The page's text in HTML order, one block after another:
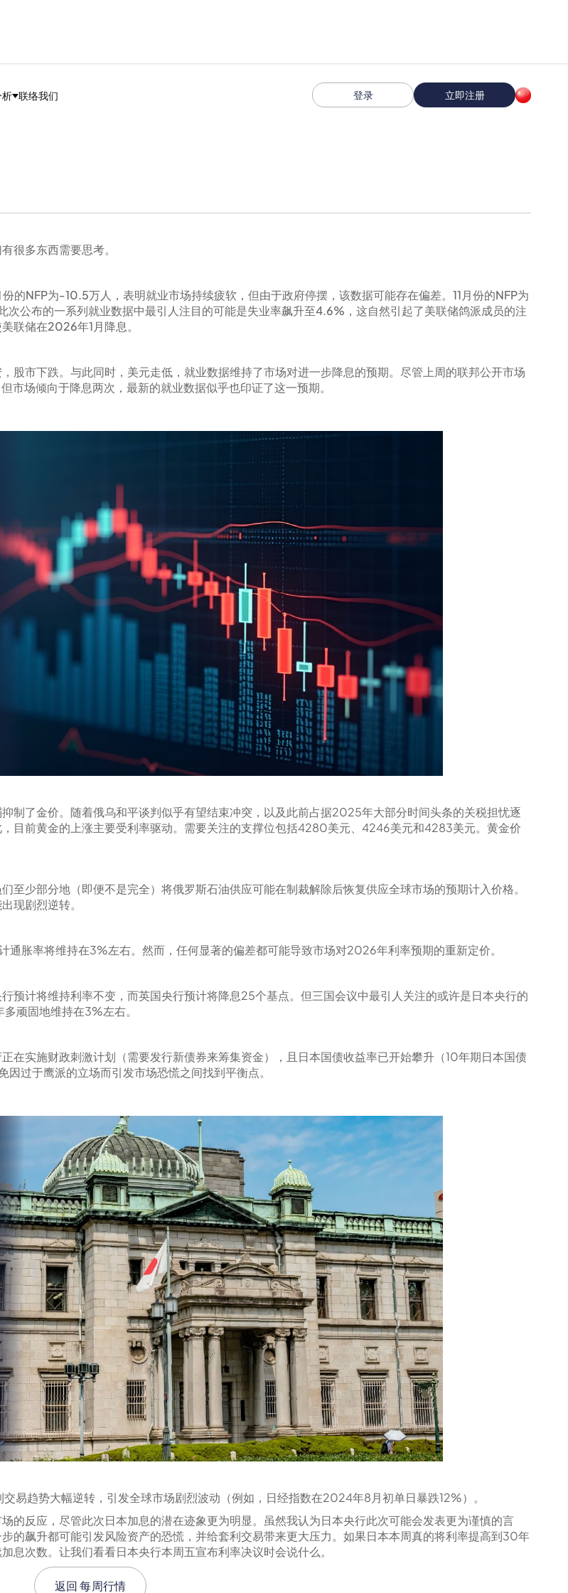
析 联络我们 登录 立即注册
很多东西需要思考。
的NFP为-10.5万人，表明就业市场持续疲软，但由于政府停摆，该数据可能存在偏差。11月份的NFP为
公布的一系列就业数据中最引人注目的可能是失业率飙升至4.6%，这自然引起了美联储鸽派成员的注
联储在2026年1月降息。
股市下跌。与此同时，美元走低，就业数据维持了市场对进一步降息的预期。尽管上周的联邦公开市场
场倾向于降息两次，最新的就业数据似乎也印证了这一预期。
制了金价。随着俄乌和平谈判似乎有望结束冲突，以及此前占据2025年大部分时间头条的关税担忧逐
目前黄金的上涨主要受利率驱动。需要关注的支撑位包括4280美元、4246美元和4283美元。黄金价
少部分地（即便不是完全）将俄罗斯石油供应可能在制裁解除后恢复供应全球市场的预期计入价格。
现剧烈逆转。
胀率将维持在3%左右。然而，任何显著的偏差都可能导致市场对2026年利率预期的重新定价。
预计将维持利率不变，而英国央行预计将降息25个基点。但三国会议中最引人关注的或许是日本央行的
顽固地维持在3%左右。
在实施财政刺激计划（需要发行新债券来筹集资金），且日本国债收益率已开始攀升（10年期日本国债
过于鹰派的立场而引发市场恐慌之间找到平衡点。
易趋势大幅逆转，引发全球市场剧烈波动（例如，日经指数在2024年8月初单日暴跌12%）。
的反应，尽管此次日本加息的潜在迹象更为明显。虽然我认为日本央行此次可能会发表更为谨慎的言
的飙升都可能引发风险资产的恐慌，并给套利交易带来更大压力。如果日本本周真的将利率提高到30年
次数。让我们看看日本央行本周五宣布利率决议时会说什么。
返回每周行情